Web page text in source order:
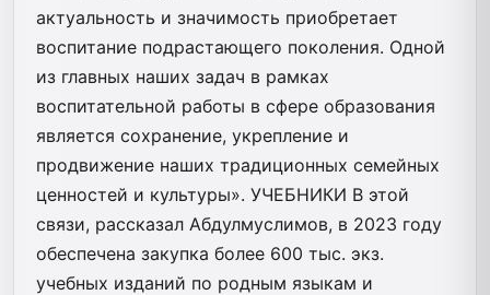
актуальность и значимость приобретает
воспитание подрастающего поколения. Одной
из главных наших задач в рамках
воспитательной работы в сфере образования
является сохранение, укрепление и
продвижение наших традиционных семейных
ценностей и культуры». УЧЕБНИКИ В этой
связи, рассказал Абдулмуслимов, в 2023 году
обеспечена закупка более 600 тыс. экз.
учебных изданий по родным языкам и